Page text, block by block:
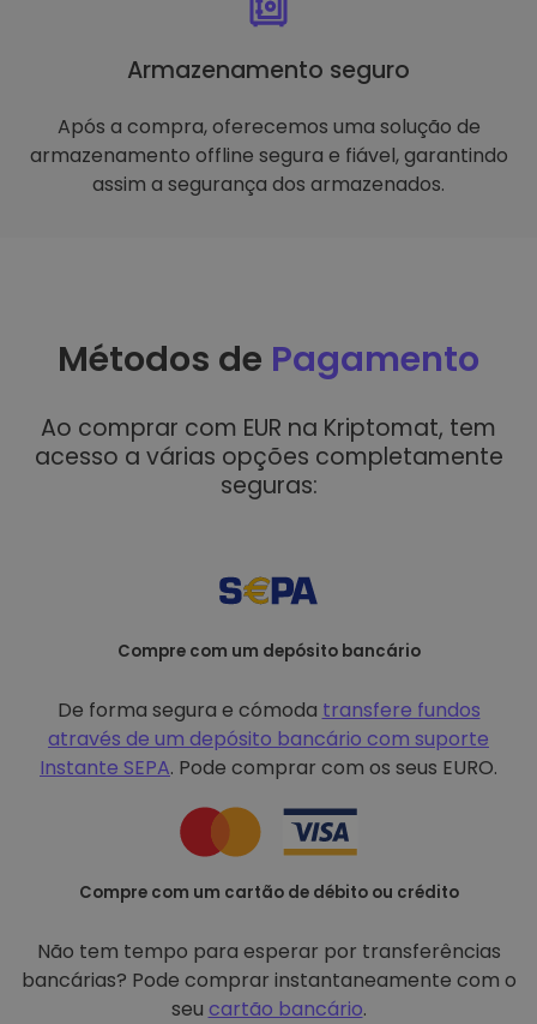
Armazenamento seguro
Após a compra, oferecemos uma solução de
armazenamento offline segura e fiável, garantindo
assim a segurança dos armazenados.
Métodos de Pagamento
Ao comprar com EUR na Kriptomat, tem
acesso a várias opções completamente
seguras:
Compre com um depósito bancário
De forma segura e cómoda transfere fundos
através de um depósito bancário com suporte
Instante SEPA. Pode comprar com os seus EURO.
Compre com um cartão de débito ou crédito
Não tem tempo para esperar por transferências
bancárias? Pode comprar instantaneamente com o
seu cartão bancário.